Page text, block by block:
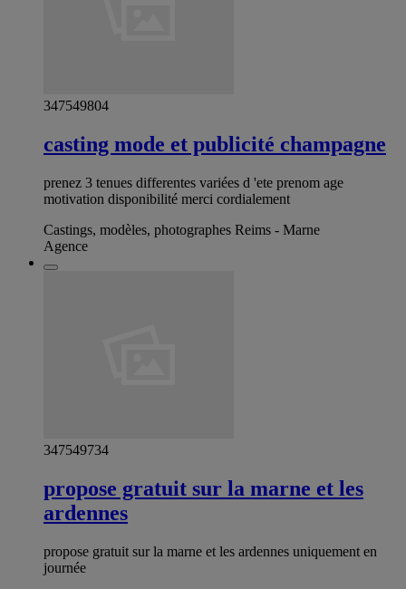
347549804
casting mode et publicité champagne
prenez 3 tenues differentes variées d 'ete prenom age
motivation disponibilité merci cordialement
Castings, modèles, photographes Reims - Marne
Agence
347549734
propose gratuit sur la marne et les
ardennes
propose gratuit sur la marne et les ardennes uniquement en
journée